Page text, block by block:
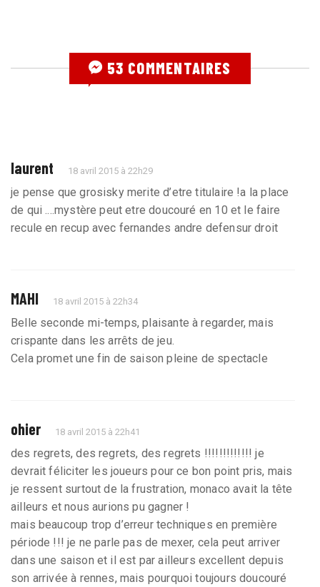
53 COMMENTAIRES
laurent 18 avril 2015 à 22h29
je pense que grosisky merite d’etre titulaire !a la place
de qui ....mystère peut etre doucouré en 10 et le faire
recule en recup avec fernandes andre defensur droit
MAHI 18 avril 2015 à 22h34
Belle seconde mi-temps, plaisante à regarder, mais
crispante dans les arrêts de jeu.
Cela promet une fin de saison pleine de spectacle
ohier 18 avril 2015 à 22h41
des regrets, des regrets, des regrets !!!!!!!!!!!!! je
devrait féliciter les joueurs pour ce bon point pris, mais
je ressent surtout de la frustration, monaco avait la tête
ailleurs et nous aurions pu gagner !
mais beaucoup trop d’erreur techniques en première
période !!! je ne parle pas de mexer, cela peut arriver
dans une saison et il est par ailleurs excellent depuis
son arrivée à rennes, mais pourquoi toujours doucouré